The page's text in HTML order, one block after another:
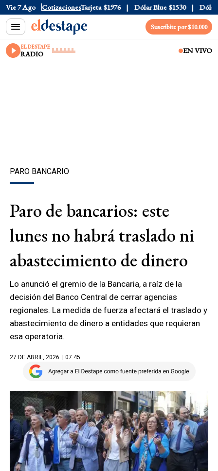
Vie 7 Ago Cotizaciones
$1520 Dólar Tarjeta $1976 Dólar Blue $1530 Dólar
Suscribite por $10.000
EL DESTAPE
RADIO EN VIVO
PARO BANCARIO
Paro de bancarios: este
lunes no habrá traslado ni
abastecimiento de dinero
Lo anunció el gremio de la Bancaria, a raíz de la
decisión del Banco Central de cerrar agencias
regionales. La medida de fuerza afectará el traslado y
abastecimiento de dinero a entidades que requieran
esa operatoria.
27 DE ABRIL, 2026 | 07.45